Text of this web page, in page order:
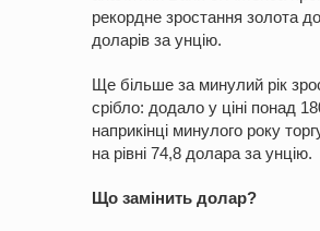
рекордне зростання золота
доларів за унцію.
Ще більше за минулий рік
срібло: додало у ціні понад
наприкінці минулого року
на рівні 74,8 долара за унцію.
Що замінить долар?